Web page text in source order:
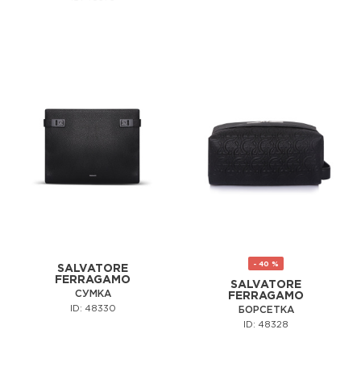
SALVATORE
FERRAGAMO
СУМКА
ID: 48330
- 40 %
SALVATORE
FERRAGAMO
БОРСЕТКА
ID: 48328